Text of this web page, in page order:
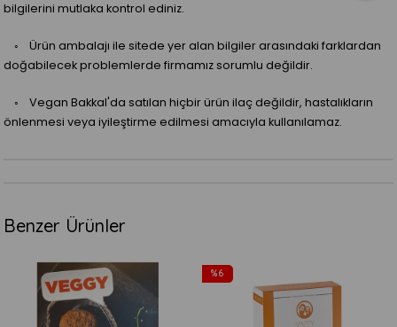
bilgilerini mutlaka kontrol ediniz.
◦ Ürün ambalajı ile sitede yer alan bilgiler arasındaki farklardan
doğabilecek problemlerde firmamız sorumlu değildir.
◦ Vegan Bakkal'da satılan hiçbir ürün ilaç değildir, hastalıkların
önlenmesi veya iyileştirme edilmesi amacıyla kullanılamaz.
Benzer Ürünler
%6